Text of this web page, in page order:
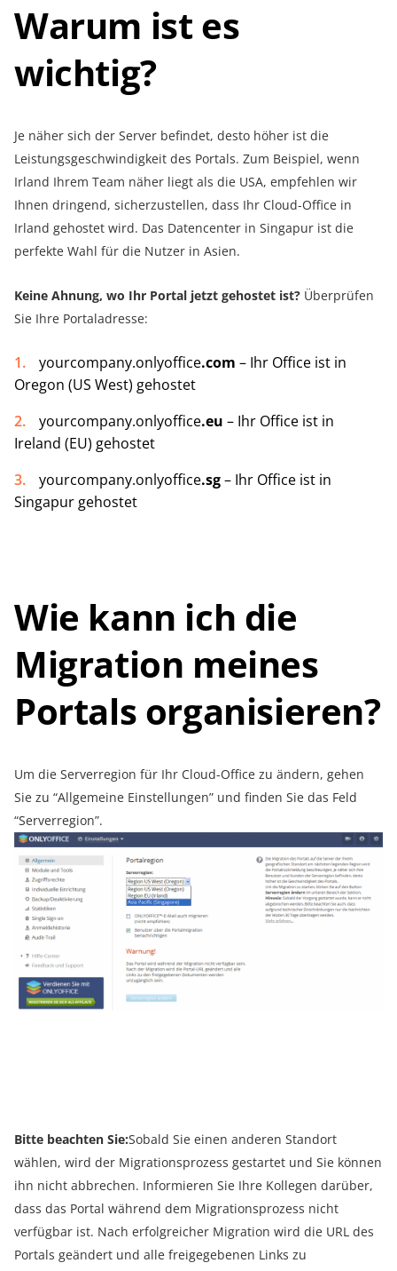
Warum ist es
wichtig?
Je näher sich der Server befindet, desto höher ist die
Leistungsgeschwindigkeit des Portals. Zum Beispiel, wenn
Irland Ihrem Team näher liegt als die USA, empfehlen wir
Ihnen dringend, sicherzustellen, dass Ihr Cloud-Office in
Irland gehostet wird. Das Datencenter in Singapur ist die
perfekte Wahl für die Nutzer in Asien.
Keine Ahnung, wo Ihr Portal jetzt gehostet ist? Überprüfen
Sie Ihre Portaladresse:
yourcompany.onlyoffice.com – Ihr Office ist in
Oregon (US West) gehostet
yourcompany.onlyoffice.eu – Ihr Office ist in
Ireland (EU) gehostet
yourcompany.onlyoffice.sg– Ihr Office ist in
Singapur gehostet
Wie kann ich die
Migration meines
Portals organisieren?
Um die Serverregion für Ihr Cloud-Office zu ändern, gehen
Sie zu “Allgemeine Einstellungen” und finden Sie das Feld
“Serverregion”.
Bitte beachten Sie:Sobald Sie einen anderen Standort
wählen, wird der Migrationsprozess gestartet und Sie können
ihn nicht abbrechen. Informieren Sie Ihre Kollegen darüber,
dass das Portal während dem Migrationsprozess nicht
verfügbar ist. Nach erfolgreicher Migration wird die URL des
Portals geändert und alle freigegebenen Links zu